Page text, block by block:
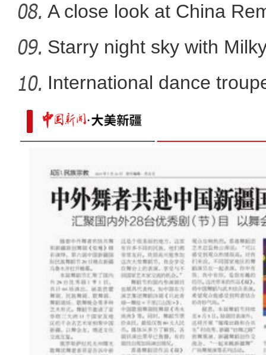
中国9架国产商用飞机在新
A close look at China
Starry night sky with
International dance